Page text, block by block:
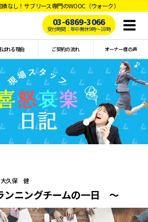
なし！サブリース専門のWOOC（ウォーク）
03-6869-3066
受付時間：年中無休9時〜18時
ばれる理由 ご契約の流れ オーナー様の声
大久保 健
ニングチームの一日 ～